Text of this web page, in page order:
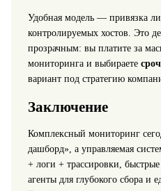
Удобная модель — привязка
контролируемых хостов. Это
прозрачным: вы платите за
мониторинга и выбираете
вариант под стратегию
Заключение
Комплексный мониторинг
дашборд», а управляемая
+ логи + трассировки,
агенты для глубокого сбора и